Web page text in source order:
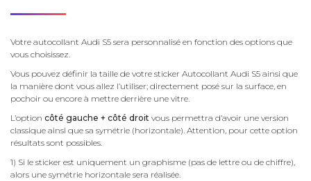
Votre autocollant Audi S5 sera personnalisé en fonction des options que
vous choisissez.
Vous pouvez définir la taille de votre sticker Autocollant Audi S5 ainsi que
la manière dont vous allez l’utiliser; directement posé sur la surface, en
pochoir ou encore à mettre derrière une vitre.
L’option côté gauche + côté droit vous permettra d’avoir une version
classique ainsi que sa symétrie (horizontale). Attention, pour cette option
résultats sont possibles.
1) Si le sticker est uniquement un graphisme (pas de lettre ou de chiffre),
alors une symétrie horizontale sera réalisée.